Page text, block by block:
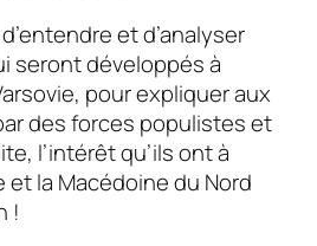
et d’analyser
seront développés à
pour expliquer aux
des forces populistes et
l’intérêt qu’ils ont à
et la Macédoine du Nord
!